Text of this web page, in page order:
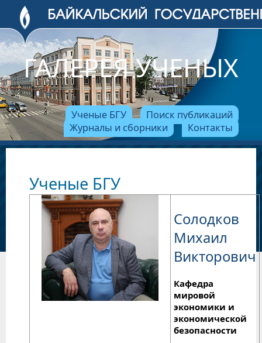
ГАЛЕРЕЯ УЧЕНЫХ
Ученые БГУ
Поиск публикаций
Журналы и сборники
Контакты
Ученые БГУ
Солодков
Михаил
Викторович
Кафедра
мировой
экономики и
экономической
безопасности